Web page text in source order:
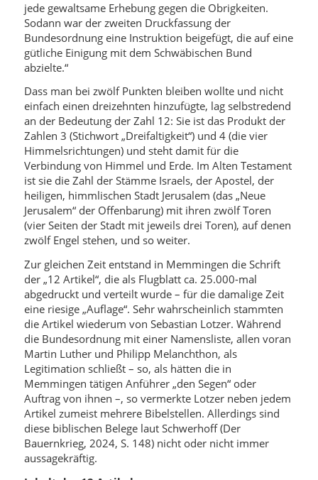
jede gewaltsame Erhebung gegen die Obrigkeiten.
Sodann war der zweiten Druckfassung der
Bundesordnung eine Instruktion beigefügt, die auf eine
gütliche Einigung mit dem Schwäbischen Bund
abzielte.“
Dass man bei zwölf Punkten bleiben wollte und nicht
einfach einen dreizehnten hinzufügte, lag selbstredend
an der Bedeutung der Zahl 12: Sie ist das Produkt der
Zahlen 3 (Stichwort „Dreifaltigkeit“) und 4 (die vier
Himmelsrichtungen) und steht damit für die
Verbindung von Himmel und Erde. Im Alten Testament
ist sie die Zahl der Stämme Israels, der Apostel, der
heiligen, himmlischen Stadt Jerusalem (das „Neue
Jerusalem“ der Offenbarung) mit ihren zwölf Toren
(vier Seiten der Stadt mit jeweils drei Toren), auf denen
zwölf Engel stehen, und so weiter.
Zur gleichen Zeit entstand in Memmingen die Schrift
der „12 Artikel“, die als Flugblatt ca. 25.000-mal
abgedruckt und verteilt wurde – für die damalige Zeit
eine riesige „Auflage“. Sehr wahrscheinlich stammten
die Artikel wiederum von Sebastian Lotzer. Während
die Bundesordnung mit einer Namensliste, allen voran
Martin Luther und Philipp Melanchthon, als
Legitimation schließt – so, als hätten die in
Memmingen tätigen Anführer „den Segen“ oder
Auftrag von ihnen –, so vermerkte Lotzer neben jedem
Artikel zumeist mehrere Bibelstellen. Allerdings sind
diese biblischen Belege laut Schwerhoff (Der
Bauernkrieg, 2024, S. 148) nicht oder nicht immer
aussagekräftig.